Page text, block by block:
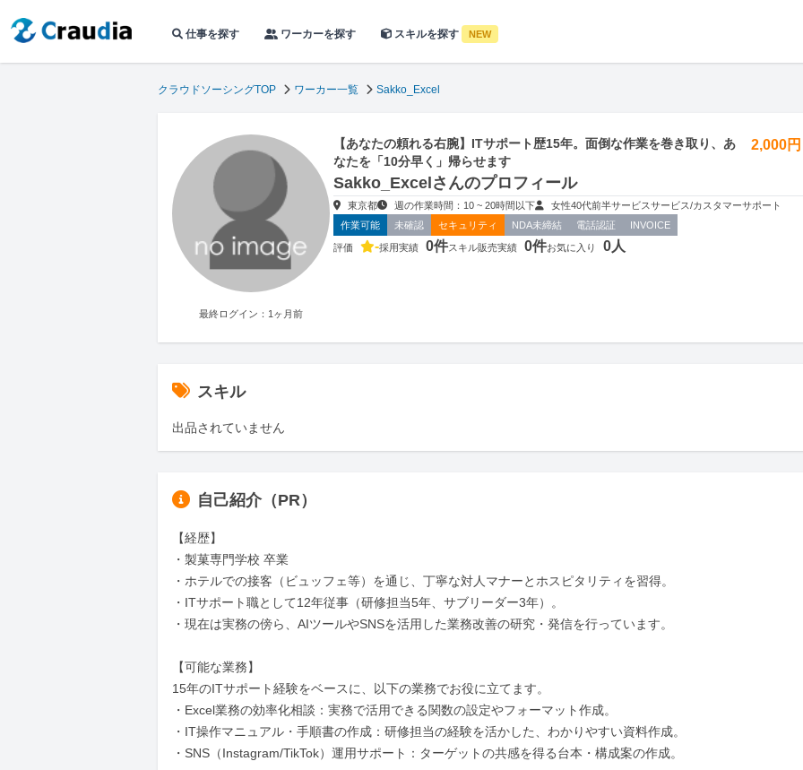
仕事を探す ワーカーを探す スキルを探す NEW
クラウドソーシングTOP ワーカー一覧 Sakko_Excel
最終ログイン：1ヶ月前
【あなたの頼れる右腕】ITサポート歴15年。面倒な作業を巻き取り、あ
なたを「10分早く」帰らせます
2,000
Sakko_Excelさんのプロフィール
東京都 週の作業時間：10 ~ 20時間以下 女性40代前半サービスサービス/カスタマーサポート
作業可能
未確認 セキュリティ NDA未締結 電話認証 INVOICE
評価 -採用実績 0件スキル販売実績 0件お気に入り 0人
スキル
出品されていません
自己紹介（PR）
【経歴】
・製菓専門学校 卒業
・ホテルでの接客（ビュッフェ等）を通じ、丁寧な対人マナーとホスピタリティを習得。
・ITサポート職として12年従事（研修担当5年、サブリーダー3年）。
・現在は実務の傍ら、AIツールやSNSを活用した業務改善の研究・発信を行っています。
【可能な業務】
15年のITサポート経験をベースに、以下の業務でお役に立てます。
・Excel業務の効率化相談：実務で活用できる関数の設定やフォーマット作成。
・IT操作マニュアル・手順書の作成：研修担当の経験を活かした、わかりやすい資料作成。
・SNS（Instagram/TikTok）運用サポート：ターゲットの共感を得る台本・構成案の作成。